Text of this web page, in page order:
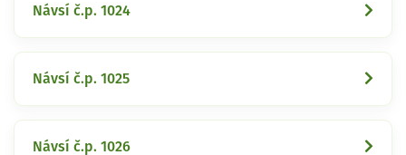
Návsí č.p. 1024
Návsí č.p. 1025
Návsí č.p. 1026